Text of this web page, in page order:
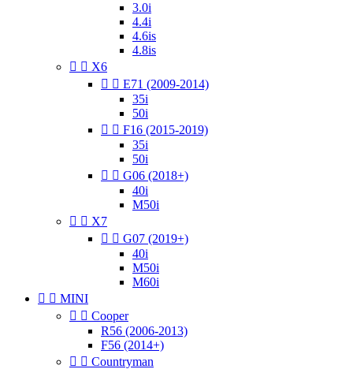
3.0i
4.4i
4.6is
4.8is
  X6
  E71 (2009-2014)
35i
50i
  F16 (2015-2019)
35i
50i
  G06 (2018+)
40i
M50i
  X7
  G07 (2019+)
40i
M50i
M60i
  MINI
  Cooper
R56 (2006-2013)
F56 (2014+)
  Countryman